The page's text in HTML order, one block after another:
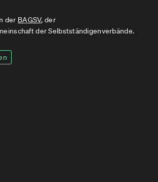
der BAGSV, der
der Selbstständigenverbände.